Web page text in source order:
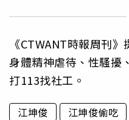
《CTWANT時報周刊
身體精神虐待、性騷擾
打113找社工。
江坤俊 江坤俊偷吃